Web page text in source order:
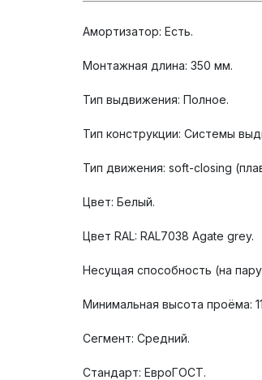
Амортизатор: Есть.
Монтажная длина: 350 мм.
Тип выдвижения: Полное.
Тип конструкции: Системы
Тип движения: soft-closing
Цвет: Белый.
Цвет RAL: RAL7038 Agate grey.
Несущая способность (на
Минимальная высота проёма:
Сегмент: Средний.
Стандарт: ЕвроГОСТ.